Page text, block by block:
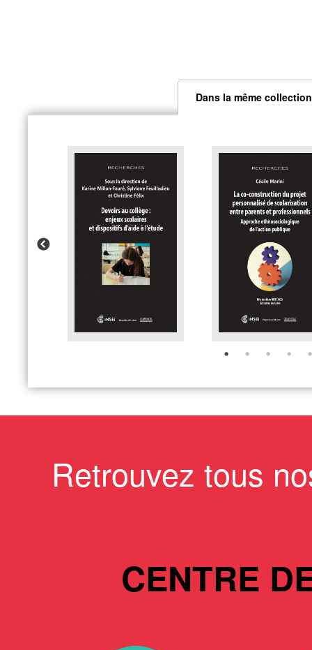
Dans la même
Retrouvez tous
CENTRE